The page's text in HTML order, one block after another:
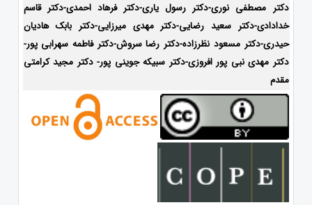
دکتر مصطفی نوری-دکتر رسول یاری-دکتر فرهاد احمدی-دکتر قاسم
خدادادی-دکتر سعید رضایی-دکتر مهدی میرزایی-دکتر بابک هادیان
حیدری-دکتر مسعود نظرزاده-دکتر رضا سروش-دکتر فاطمه سهرابی پور-
دکتر مهدی نبی پور افروزی-دکتر سبیکه جوینی پور- دکتر مجید کرامتی
مقدم